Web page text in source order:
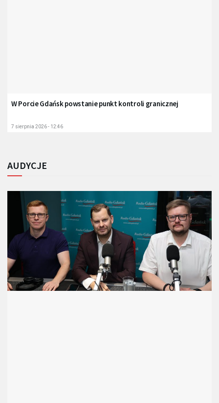
W Porcie Gdańsk powstanie punkt kontroli granicznej
7 sierpnia 2026 - 12:46
AUDYCJE